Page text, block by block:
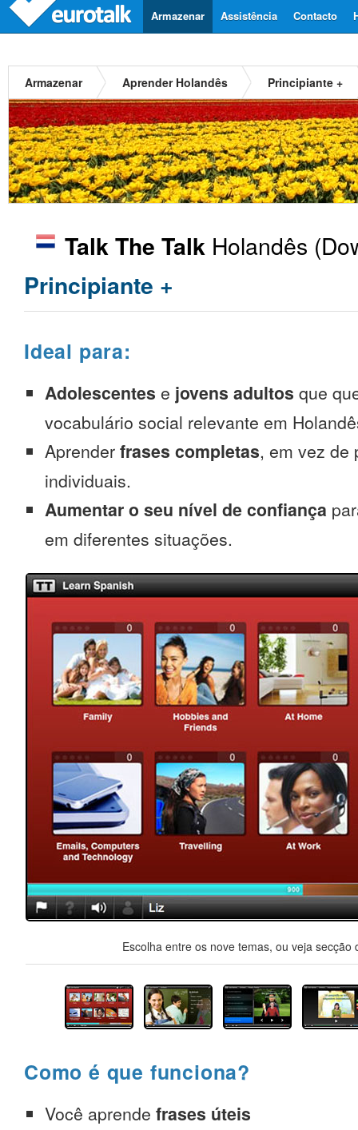
Contacto
Assistência
Armazenar
Armazenar Aprender Holandês Principiante +
Talk The Talk Holandês
Principiante +
Ideal para:
Adolescentes e jovens adultos que
vocabulário social relevante em
Aprender frases completas, em vez de
individuais.
Aumentar o seu nível de confiança
em diferentes situações.
Escolha entre os nove temas, ou veja secção
Como é que funciona?
Você aprende frases úteis